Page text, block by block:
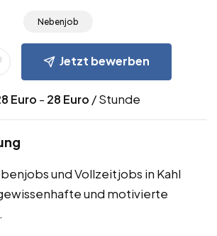
Nebenjob
Jetzt bewerben
Euro - 28 Euro / Stunde
und Vollzeitjobs in Kahl
und motivierte